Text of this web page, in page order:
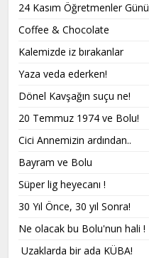
24 Kasım Öğretmenler Günü
Coffee & Chocolate
Kalemizde iz bırakanlar
Yaza veda ederken!
Dönel Kavşağın suçu ne!
20 Temmuz 1974 ve Bolu!
Cici Annemizin ardından..
Bayram ve Bolu
Süper lig heyecanı !
30 Yıl Önce, 30 yıl Sonra!
Ne olacak bu Bolu'nun hali !
Uzaklarda bir ada KÜBA!